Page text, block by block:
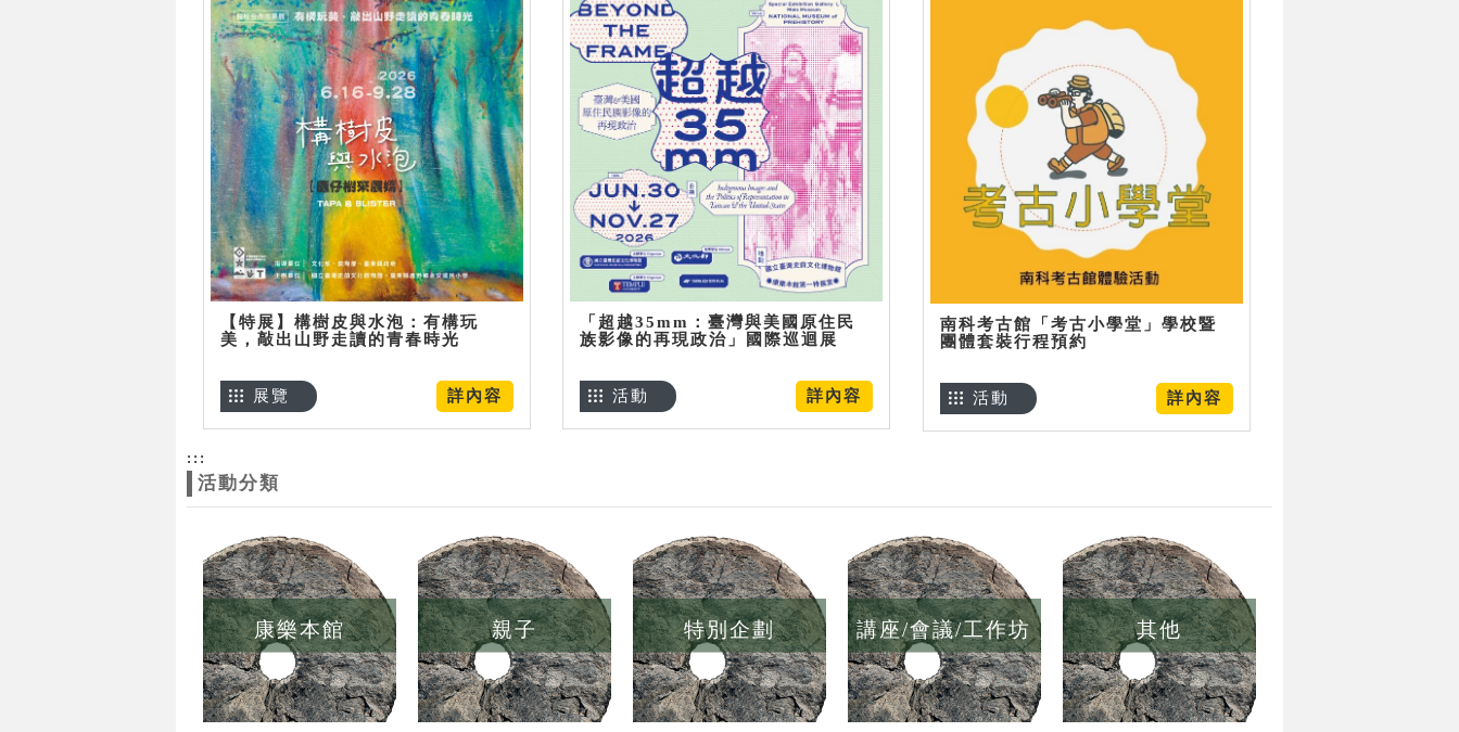
【特展】構樹皮與水泡：有構玩
美，敲出山野走讀的青春時光
詳內容
展覽
「超越35mm：臺灣與美國原住民
族影像的再現政治」國際巡迴展
詳內容
活動
南科考古館「考古小學堂」學校暨
團體套裝行程預約
詳內容
活動
:::
活動分類
康樂本館 親子 特別企劃 講座/會議/工作坊 其他